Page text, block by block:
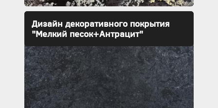
Дизайн декоративного покрытия
"Мелкий песок+Антрацит"